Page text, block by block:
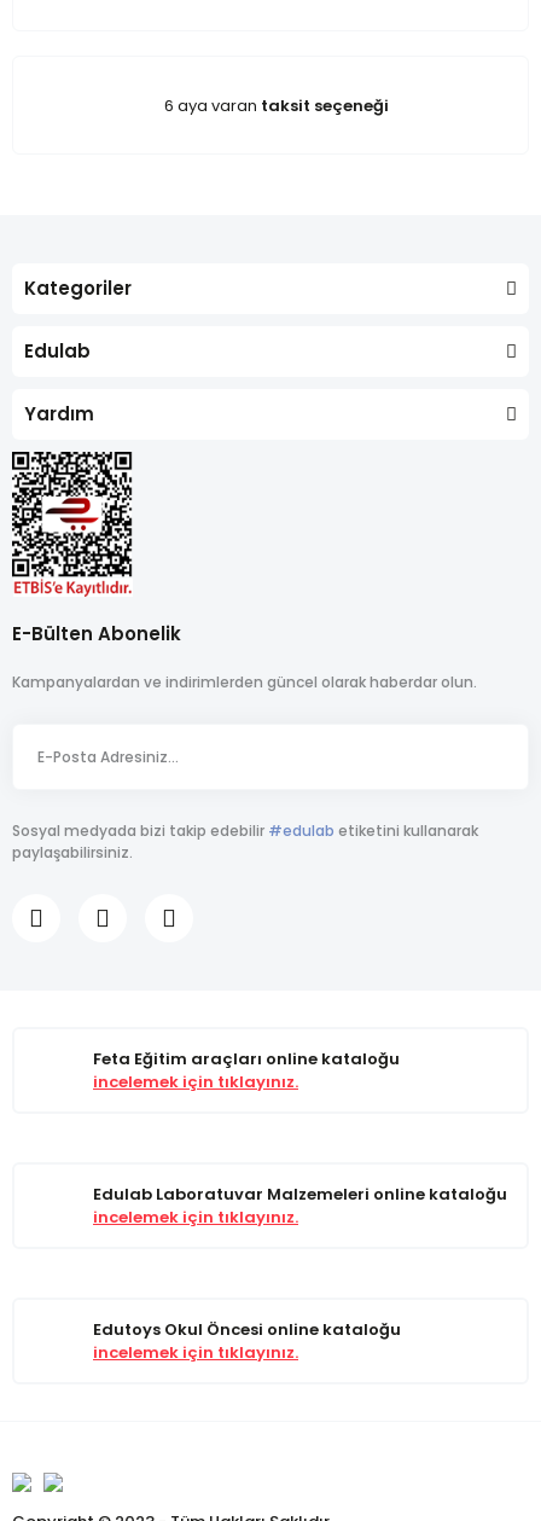
6 aya varan taksit seçeneği
Kategoriler
Edulab
Yardım
E-Bülten Abonelik
Kampanyalardan ve indirimlerden güncel olarak haberdar olun.
Sosyal medyada bizi takip edebilir #edulab etiketini kullanarak
paylaşabilirsiniz.
Feta Eğitim araçları online kataloğu
incelemek için tıklayınız.
Edulab Laboratuvar Malzemeleri online kataloğu
incelemek için tıklayınız.
Edutoys Okul Öncesi online kataloğu
incelemek için tıklayınız.